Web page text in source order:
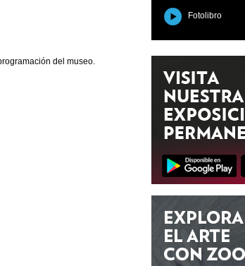
del museo.
Fotolibro